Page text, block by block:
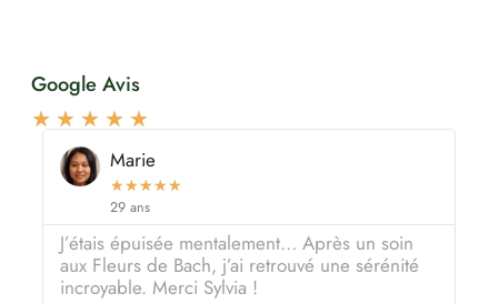
Google Avis
★ ★ ★ ★ ★
Marie
★★★★★
29 ans
J’étais épuisée mentalement… Après un soin
aux Fleurs de Bach, j’ai retrouvé une sérénité
incroyable. Merci Sylvia !